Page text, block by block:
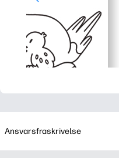
Ansvarsfraskrivelse